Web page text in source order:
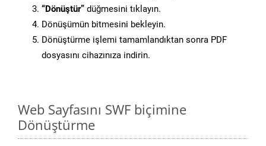
“Dönüştür” düğmesini tıklayın.
Dönüşümün bitmesini bekleyin.
Dönüştürme işlemi tamamlandıktan sonra PDF
dosyasını cihazınıza indirin.
Web Sayfasını SWF biçimine
Dönüştürme